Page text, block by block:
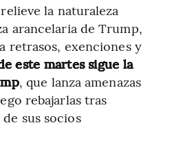
la naturaleza
arancelaria de Trump,
retrasos, exenciones y
este martes sigue la
, que lanza amenazas
rebajarlas tras
sus socios